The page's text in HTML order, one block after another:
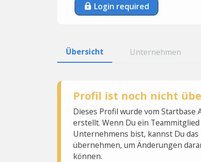
Login required
Übersicht Unternehmen
Profil ist noch nicht
Dieses Profil wurde vom Startbase
erstellt. Wenn Du ein Teammitglied
Unternehmens bist, kannst Du das
übernehmen, um Änderungen
können.